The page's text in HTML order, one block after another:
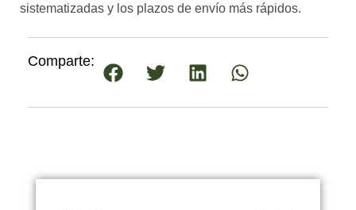
sistematizadas y los plazos de envío más rápidos.
Comparte: